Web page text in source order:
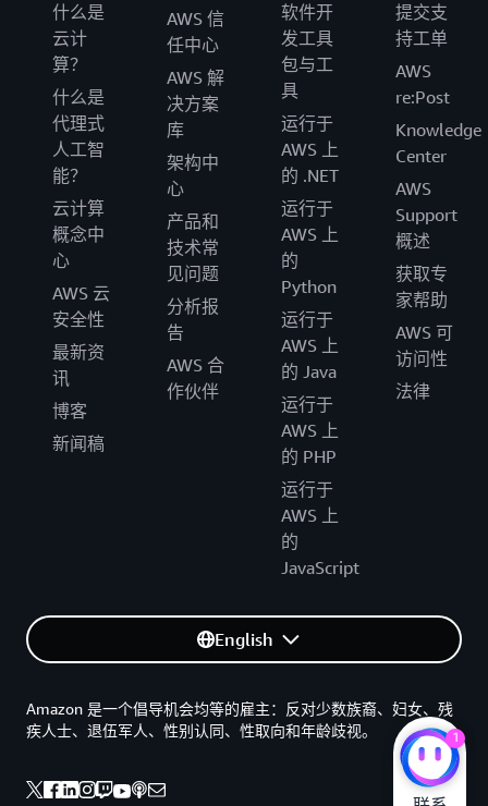
什么是
云计
算？
什么是
代理式
人工智
能？
云计算
概念中
心
AWS 云
安全性
最新资
讯
博客
新闻稿
AWS 信
任中心
AWS 解
决方案
库
架构中
心
产品和
技术常
见问题
分析报
告
AWS 合
作伙伴
软件开
发工具
包与工
具
运行于
AWS 上
的 .NET
运行于
AWS 上
的
Python
运行于
AWS 上
的 Java
运行于
AWS 上
的 PHP
运行于
AWS 上
的
JavaScript
提交支
持工单
AWS
re:Post
Knowledge
Center
AWS
Support
概述
获取专
家帮助
AWS 可
访问性
法律
English
Amazon 是一个倡导机会均等的雇主：反对少数族裔、妇女、残
疾人士、退伍军人、性别认同、性取向和年龄歧视。
1